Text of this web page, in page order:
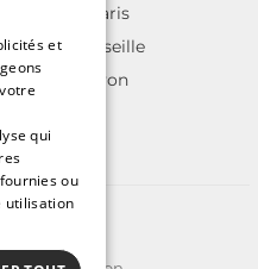
sur Paris
sur Marseille
sur Lyon
réservés
site
et
qui
ou
utilisation